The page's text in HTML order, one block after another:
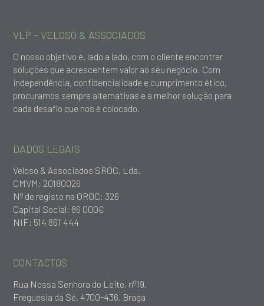
VLP – VELOSO & ASSOCIADOS
O nosso objetivo é, lado a lado, com o cliente encontrar
soluções que acrescentem valor ao seu negócio. Com
independência, confidencialidade e cumprimento ético,
procuramos sempre alternativas e a melhor solução para
cada desafio que nos é colocado.
DADOS LEGAIS
Veloso & Associados SROC, Lda.
CMVM: 20180026
Nº de registo na OROC: 326
Capital Social: 86 000€
NIF: 514 861 444
CONTACTOS
Rua Nossa Senhora do Leite, nº19,
Freguesia da Sé, 4700-436, Braga